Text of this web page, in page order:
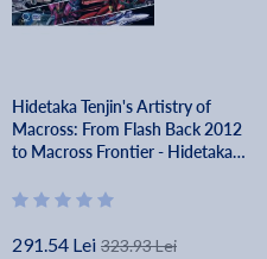
Hidetaka Tenjin's Artistry of
Macross: From Flash Back 2012
to Macross Frontier - Hidetaka
291.54 Lei 323.93 Lei